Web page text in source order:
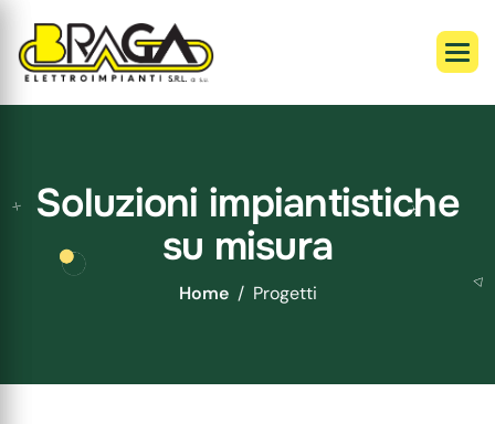
Soluzioni impiantistiche
su misura
Home Progetti